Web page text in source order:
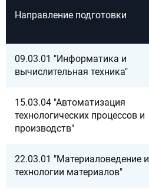
Направление подготовки
09.03.01 "Информатика и
вычислительная техника"
15.03.04 "Автоматизация
технологических процессов и
производств"
22.03.01 "Материаловедение и
технологии материалов"